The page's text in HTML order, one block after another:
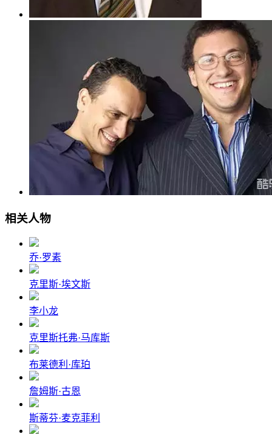
相关人物
乔·罗素
克里斯·埃文斯
李小龙
克里斯托弗·马库斯
布莱德利·库珀
詹姆斯·古恩
斯蒂芬·麦克菲利